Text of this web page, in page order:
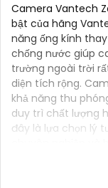
Camera Vantech
bật của hãng
năng ống kính
chống nước giúp
trường ngoài trời
diện tích rộng.
khả năng thu
duy trì chất lượng
đây là lựa chọn lý